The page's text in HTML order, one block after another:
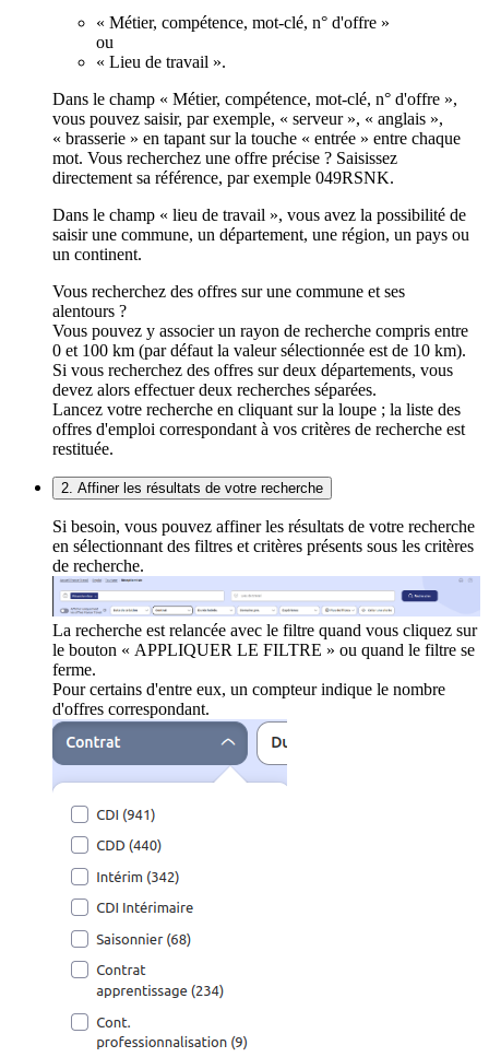
« Métier, compétence, mot-clé, n° d'offre »
ou
« Lieu de travail ».
Dans le champ « Métier, compétence, mot-clé, n° d'offre »,
vous pouvez saisir, par exemple, « serveur », « anglais »,
« brasserie » en tapant sur la touche « entrée » entre chaque
mot. Vous recherchez une offre précise ? Saisissez
directement sa référence, par exemple 049RSNK.
Dans le champ « lieu de travail », vous avez la possibilité de
saisir une commune, un département, une région, un pays ou
un continent.
Vous recherchez des offres sur une commune et ses
alentours ?
Vous pouvez y associer un rayon de recherche compris entre
0 et 100 km (par défaut la valeur sélectionnée est de 10 km).
Si vous recherchez des offres sur deux départements, vous
devez alors effectuer deux recherches séparées.
Lancez votre recherche en cliquant sur la loupe ; la liste des
offres d'emploi correspondant à vos critères de recherche est
restituée.
2. Affiner les résultats de votre recherche
Si besoin, vous pouvez affiner les résultats de votre recherche
en sélectionnant des filtres et critères présents sous les critères
de recherche.
La recherche est relancée avec le filtre quand vous cliquez sur
le bouton « APPLIQUER LE FILTRE » ou quand le filtre se
ferme.
Pour certains d'entre eux, un compteur indique le nombre
d'offres correspondant.